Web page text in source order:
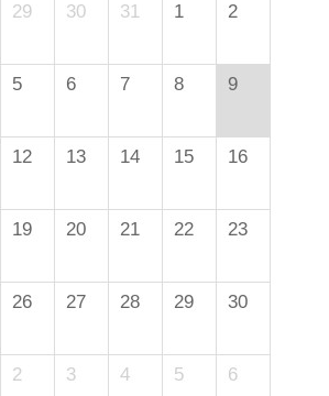
29 30 31 1 2
5 6 7 8 9
12 13 14 15 16
19 20 21 22 23
26 27 28 29 30
2 3 4 5 6